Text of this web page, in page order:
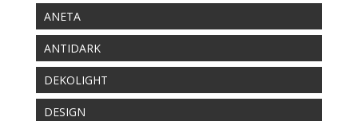
ANETA
ANTIDARK
DEKOLIGHT
DESIGN